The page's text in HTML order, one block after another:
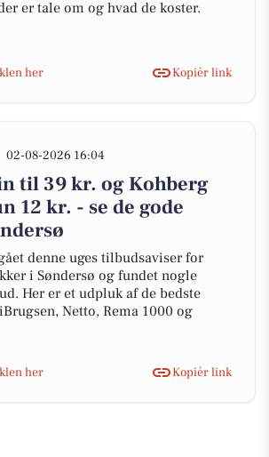
er tale om og hvad de koster.
her
Kopiér link
02-08-2026 16:04
til 39 kr. og Kohberg
12 kr. - se de gode
denne uges tilbudsaviser for
i Søndersø og fundet nogle
Her er et udpluk af de bedste
Netto, Rema 1000 og
her Kopiér link